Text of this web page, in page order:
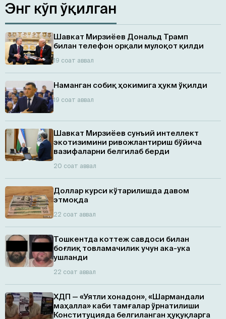
Энг кўп ўқилган
Шавкат Мирзиёев Дональд Трамп
билан телефон орқали мулоқот қилди
19 соат аввал
Наманган собиқ ҳокимига ҳукм ўқилди
19 соат аввал
Шавкат Мирзиёев сунъий интеллект
экотизимини ривожлантириш бўйича
вазифаларни белгилаб берди
20 соат аввал
Доллар курси кўтарилишда давом
этмоқда
22 соат аввал
Тошкентда коттеж савдоси билан
боғлиқ товламачилик учун ака-ука
ушланди
22 соат аввал
ХДП — «Уятли хонадон», «Шармандали
маҳалла» каби тамғалар ўрнатилиши
Конституцияда белгиланган ҳуқуқларга